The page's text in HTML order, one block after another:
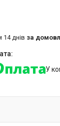
14 днів за
У